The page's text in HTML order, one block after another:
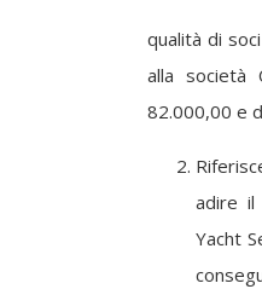
qualità di
alla società
82.000,00 e
adire il
Yacht